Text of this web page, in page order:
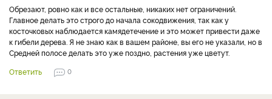
Обрезают, ровно как и все остальные, никаких нет ограничений.
Главное делать это строго до начала сокодвижения, так как у
косточковых наблюдается камядетечение и это может привести даже
к гибели дерева. Я не знаю как в вашем районе, вы его не указали, но в
Средней полосе делать это уже поздно, растения уже цветут.
Ответить
0